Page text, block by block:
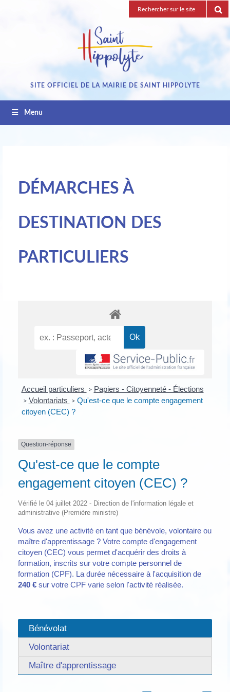
Recherche
pour
SITE OFFICIEL DE LA MAIRIE DE SAINT HIPPOLYTE
Menu
DÉMARCHES À
DESTINATION DES
PARTICULIERS
Accueil particuliers > Papiers - Citoyenneté - Élections
> Volontariats > Qu'est-ce que le compte engagement
citoyen (CEC) ?
Question-réponse
Qu'est-ce que le compte
engagement citoyen (CEC) ?
Vérifié le 04 juillet 2022 - Direction de l'information légale et
administrative (Première ministre)
Vous avez une activité en tant que bénévole, volontaire ou
maître d'apprentissage ? Votre compte d'engagement
citoyen (CEC) vous permet d'acquérir des droits à
formation, inscrits sur votre compte personnel de
formation (CPF). La durée nécessaire à l'acquisition de
240 € sur votre CPF varie selon l'activité réalisée.
Bénévolat
Volontariat
Maître d'apprentissage